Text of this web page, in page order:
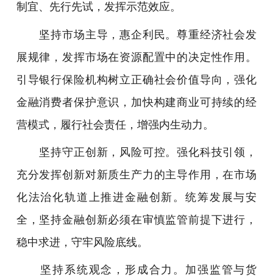
制宜、先行先试，发挥示范效应。
坚持市场主导，惠企利民。尊重经济社会发
展规律，发挥市场在资源配置中的决定性作用。
引导银行保险机构树立正确社会价值导向，强化
金融消费者保护意识，加快构建商业可持续的经
营模式，履行社会责任，增强内生动力。
坚持守正创新，风险可控。强化科技引领，
充分发挥创新对新质生产力的主导作用，在市场
化法治化轨道上推进金融创新。统筹发展与安
全，坚持金融创新必须在审慎监管前提下进行，
稳中求进，守牢风险底线。
坚持系统观念，形成合力。加强监管与货